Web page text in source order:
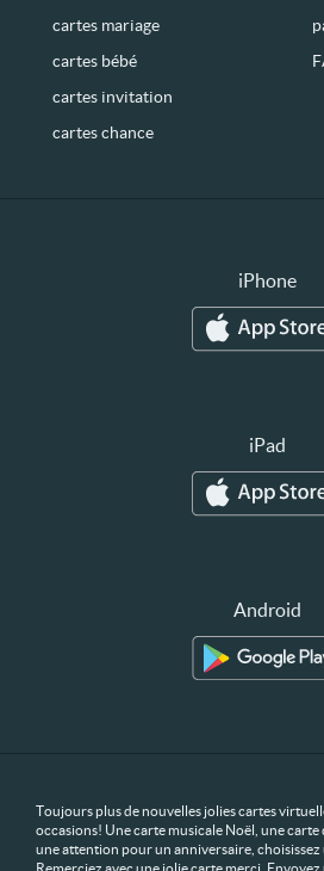
cartes mariage
cartes bébé
cartes invitation
cartes chance
iPhone
iPad
Android
Toujours plus de nouvelles jolies cartes
occasions! Une carte musicale Noël, une
une attention pour un anniversaire, choisissez
Remerciez avec une jolie carte merci.